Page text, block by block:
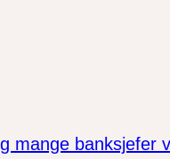
mange